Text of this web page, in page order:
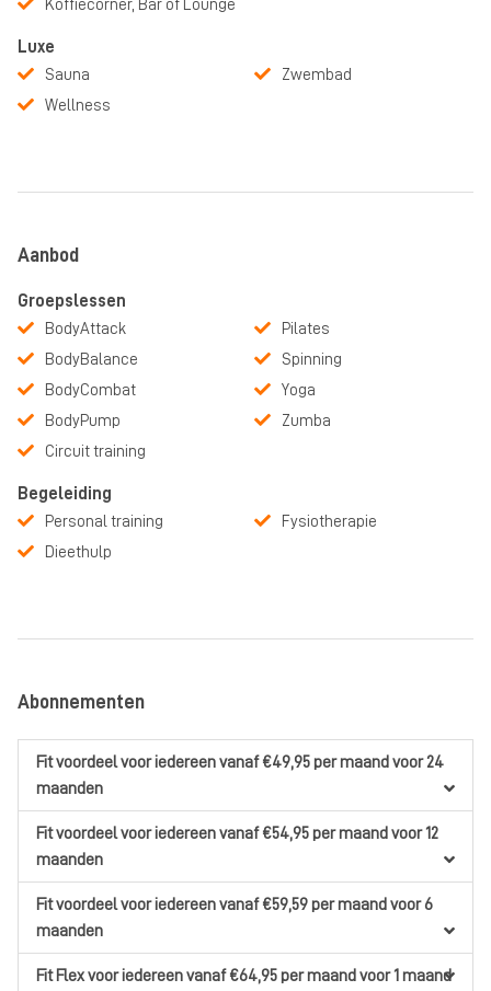
Koffiecorner, Bar of Lounge
Luxe
Sauna
Wellness
Zwembad
Aanbod
Groepslessen
BodyAttack
BodyBalance
BodyCombat
BodyPump
Circuit training
Pilates
Spinning
Yoga
Zumba
Begeleiding
Personal training
Dieethulp
Fysiotherapie
Abonnementen
Fit voordeelvoor iedereenvanaf €49,95per maand voor 24
maanden
Fit voordeelvoor iedereenvanaf €54,95per maand voor 12
maanden
Fit voordeelvoor iedereenvanaf €59,59per maand voor 6
maanden
Fit Flexvoor iedereenvanaf €64,95per maand voor 1 maand